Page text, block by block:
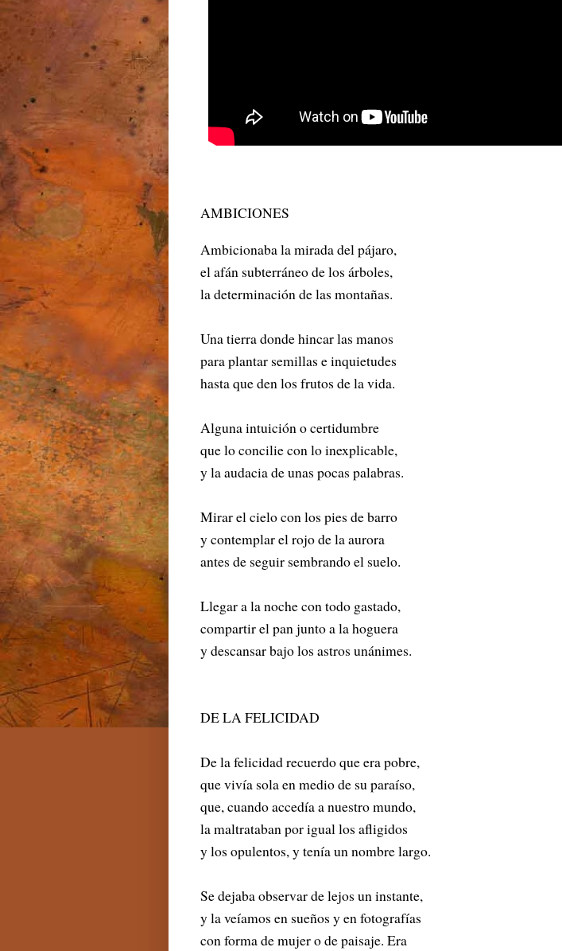
AMBICIONES
Ambicionaba la mirada del pájaro,
el afán subterráneo de los árboles,
la determinación de las montañas.
Una tierra donde hincar las manos
para plantar semillas e inquietudes
hasta que den los frutos de la vida.
Alguna intuición o certidumbre
que lo concilie con lo inexplicable,
y la audacia de unas pocas palabras.
Mirar el cielo con los pies de barro
y contemplar el rojo de la aurora
antes de seguir sembrando el suelo.
Llegar a la noche con todo gastado,
compartir el pan junto a la hoguera
y descansar bajo los astros unánimes.
DE LA FELICIDAD
De la felicidad recuerdo que era pobre,
que vivía sola en medio de su paraíso,
que, cuando accedía a nuestro mundo,
la maltrataban por igual los afligidos
y los opulentos, y tenía un nombre largo.
Se dejaba observar de lejos un instante,
y la veíamos en sueños y en fotografías
con forma de mujer o de paisaje. Era